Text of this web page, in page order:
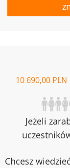
10 690,00 PLN
Jeżeli
Chcesz